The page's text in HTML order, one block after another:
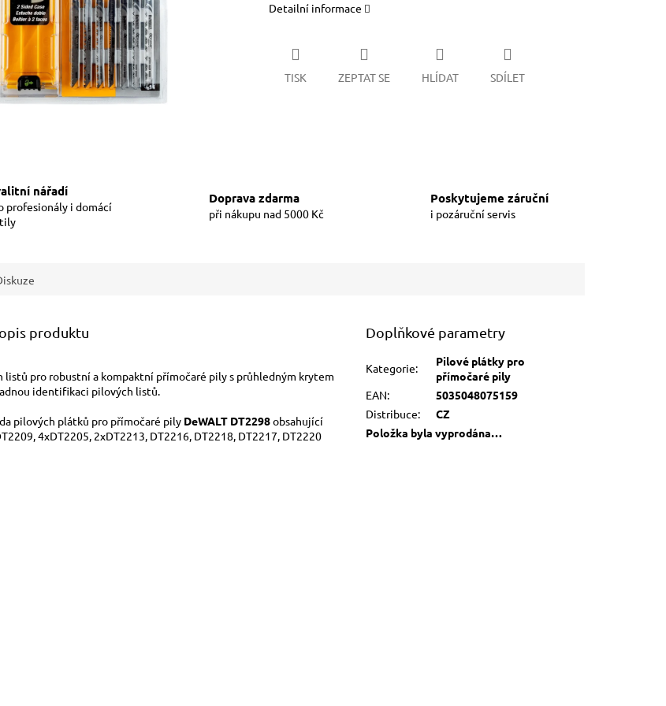
Detailní informace
TISK ZEPTAT SE HLÍDAT SDÍLET
nářadí
profesionály i domácí
Doprava zdarma
při nákupu nad 5000 Kč
Poskytujeme záruční
i pozáruční servis
produktu
listů pro robustní a kompaktní přímočaré pily s průhledným krytem
identifikaci pilových listů.
pilových plátků pro přímočaré pily DeWALT DT2298obsahující
4xDT2205, 2xDT2213, DT2216, DT2218, DT2217, DT2220
Doplňkové parametry
Kategorie:
Pilové plátky pro
přímočaré pily
EAN:
5035048075159
Distribuce:
CZ
Položka byla vyprodána…